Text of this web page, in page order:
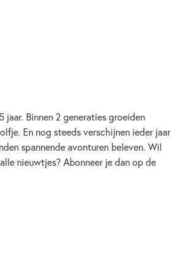
Binnen 2 generaties groeiden
En nog steeds verschijnen ieder jaar
spannende avonturen beleven. Wil
nieuwtjes? Abonneer je dan op de